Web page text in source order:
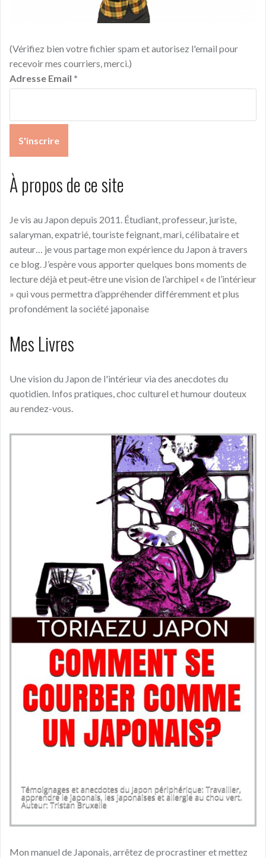
(Vérifiez bien votre fichier spam et autorisez l'email pour
recevoir mes courriers, merci.)
Adresse Email *
À propos de ce site
Je vis au Japon depuis 2011. Étudiant, professeur, juriste,
salaryman, expatrié, touriste feignant, mari, célibataire et
auteur… je vous partage mon expérience du Japon à travers
ce blog. J’espère vous apporter quelques bons moments de
lecture déjà et peut‑être une vision de l’archipel « de l’intérieur
» qui vous permettra d’appréhender différemment et plus
profondément la société japonaise
Mes Livres
Une vision du Japon de l'intérieur via des anecdotes du
quotidien. Infos pratiques, choc culturel et humour douteux
au rendez-vous.
Mon manuel de Japonais, arrêtez de procrastiner et mettez